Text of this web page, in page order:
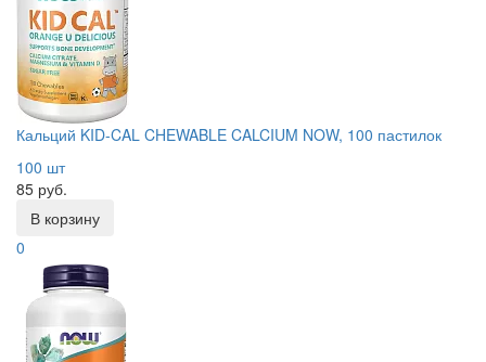
Кальций KID-CAL CHEWABLE CALCIUM NOW, 100 пастилок
100 шт
85 руб.
В корзину
0